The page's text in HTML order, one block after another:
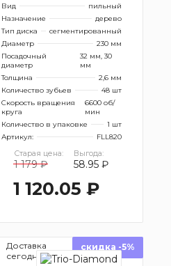
Вид
пильный
Назначение
дерево
Тип диска
сегментированный
Диаметр
230 мм
Посадочный
диаметр
32 мм, 30
мм
Толщина
2,6 мм
Количество зубьев
48 шт
Скорость вращения
круга
6600 об/
мин
Количество в упаковке
1 шт
Артикул:
FLL820
Старая цена:
1 179 ₽
Выгода:
58.95 ₽
1 120.05 ₽
Доставка
сегодня
скидка -5%